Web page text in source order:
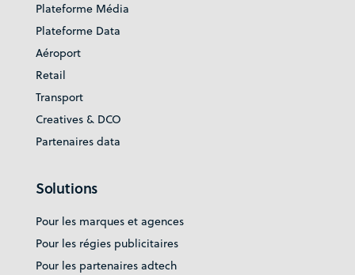
Plateforme Média
Plateforme Data
Aéroport
Retail
Transport
Creatives & DCO
Partenaires data
Solutions
Pour les marques et agences
Pour les régies publicitaires
Pour les partenaires adtech